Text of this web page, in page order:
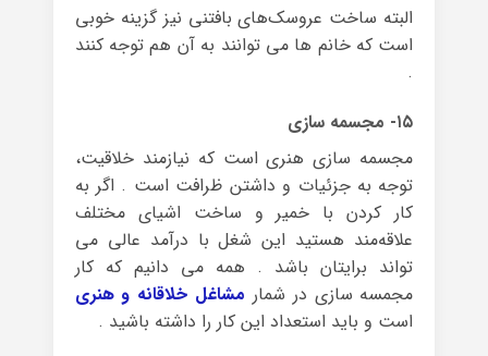
البته ساخت عروسک‌های بافتنی نیز گزینه خوبی
است که خانم ها می توانند به آن هم توجه کنند
.
۱۵- مجسمه سازی
مجسمه سازی هنری است که نیازمند خلاقیت،
توجه به جزئیات و داشتن ظرافت است . اگر به
کار کردن با خمیر و ساخت اشیای مختلف
علاقه‌مند هستید این شغل با درآمد عالی می
تواند برایتان باشد . همه می دانیم که کار
مجمسه سازی در شمار مشاغل خلاقانه و هنری
است و باید استعداد این کار را داشته باشید .